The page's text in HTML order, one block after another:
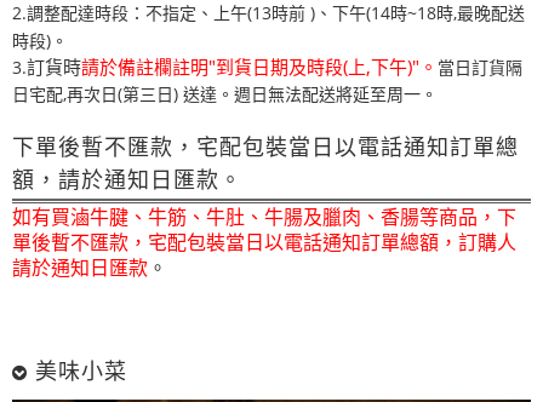
2.調整配達時段：不指定、上午(13時前 ) 、 下午(14時~18時,最晚配送
時段)。
3.訂貨時請於備註欄註明"到貨日期及時段(上,下午)"。 當日訂貨隔
日宅配,再次日(第三日) 送達。週日無法配送將延至周一。
下單後暫不匯款，宅配包裝當日以電話通知訂單總
額，請於通知日匯款。
如有買滷牛腱、牛筋、牛肚、牛腸及臘肉、香腸等商品，下
單後暫不匯款，宅配包裝當日以電話通知訂單總額，訂購人
請於通知日匯款 。
美味小菜